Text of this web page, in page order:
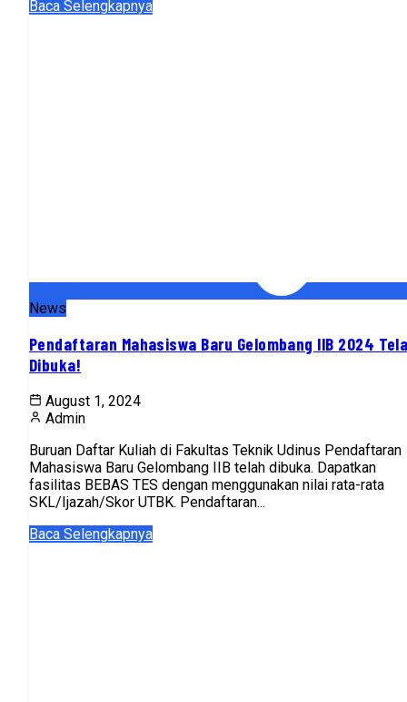
Baca Selengkapnya
News
Pendaftaran Mahasiswa Baru Gelombang IIB 2024
Dibuka!
August 1, 2024
Admin
Buruan Daftar Kuliah di Fakultas Teknik Udinus Pendaftaran
Mahasiswa Baru Gelombang IIB telah dibuka. Dapatkan
fasilitas BEBAS TES dengan menggunakan nilai rata-rata
SKL/Ijazah/Skor UTBK. Pendaftaran...
Baca Selengkapnya